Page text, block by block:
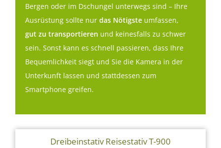
Bergen oder im Dschungel unterwegs sind – Ihre
Ausrüstung sollte nur das Nötigste umfassen,
gut zu transportieren und keinesfalls zu schwer
sein. Sonst kann es schnell passieren, dass Ihre
Bequemlichkeit siegt und Sie die Kamera in der
Unterkunft lassen und stattdessen zum
Smartphone greifen.
Dreibeinstativ Reisestativ T-900